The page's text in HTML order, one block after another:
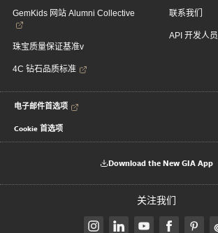
GemKids 网站 Alumni Collective
珠宝质量保证基准v
4C 钻石品质标准
联系我们
API 开发人员
电子邮件首选项
Cookie 首选项
Download the New GIA App
关注我们